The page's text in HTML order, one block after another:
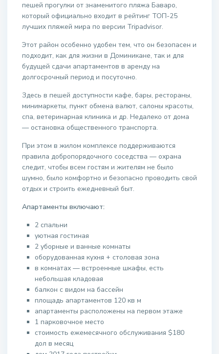
пешей прогулки от знаменитого пляжа Баваро,
который официально входит в рейтинг ТОП-25
лучших пляжей мира по версии Tripadvisor.
Этот район особенно удобен тем, что он безопасен и
подходит, как для жизни в Доминикане, так и для
будущей сдачи апартаментов в аренду на
долгосрочный период и посуточно.
Здесь в пешей доступности кафе, бары, рестораны,
минимаркеты, пункт обмена валют, салоны красоты,
спа, ветеринарная клиника и др. Недалеко от дома
— остановка общественного транспорта.
При этом в жилом комплексе поддерживаются
правила добропорядочного соседства — охрана
следит, чтобы всем гостям и жителям не было
шумно, было комфортно и безопасно проводить свой
отдых и строить ежедневный быт.
Апартаменты включают:
2 спальни
уютная гостиная
2 уборные и ванные комнаты
оборудованная кухня + столовая зона
в комнатах — встроенные шкафы, есть
небольшая кладовая
балкон с видом на бассейн
площадь апартаментов 120 кв м
апартаменты расположены на первом этаже
1 парковочное место
стоимость ежемесячного обслуживания $180
дол в месяц